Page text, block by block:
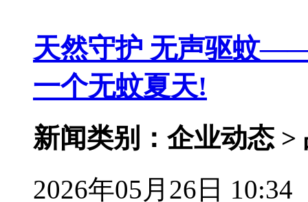
天然守护 无声驱蚊
一个无蚊夏天!
新闻类别：企业动态 >
2026年05月26日 10:34